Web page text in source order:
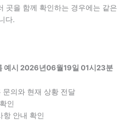
곳을 함께 확인하는 경우에는 같은
다.
예시 2026년06월19일 01시23분
의와 현재 상황 전달
인
항 안내 확인